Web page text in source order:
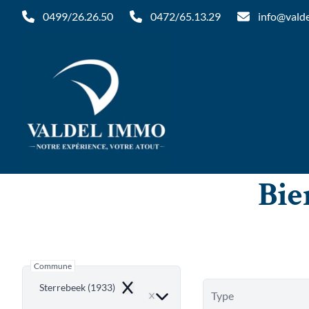
Aller au contenu principal
0499/26.26.50 0472/65.13.29
Commune
Sterrebeek (1933)
Remove Type